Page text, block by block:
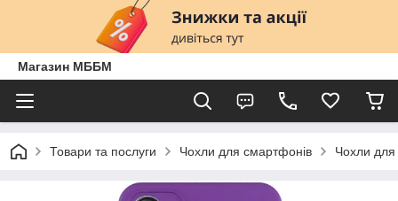
Магазин МББМ
Товари та послуги Чохли для смартфонів Чохли